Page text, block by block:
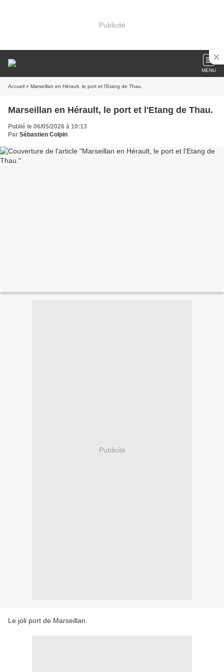
Publicité
MENU
Accueil » Marseillan en Hérault, le port et l'Etang de Thau.
Marseillan en Hérault, le port et l'Etang de Thau.
Publié le 06/05/2026 à 10:13
Par Sébastien Colpin
Publicité
Le joli port de Marseillan.